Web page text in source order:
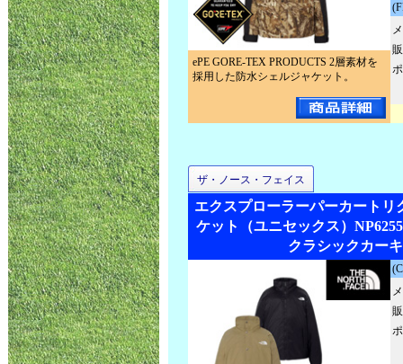
ePE GORE-TEX PRODUCTS 2層素材を
採用した防水シェルジャケット。
ザ・ノース・フェイス
エクスプローラーパーカートリ
ケット（ユニセックス）
クラシックカー